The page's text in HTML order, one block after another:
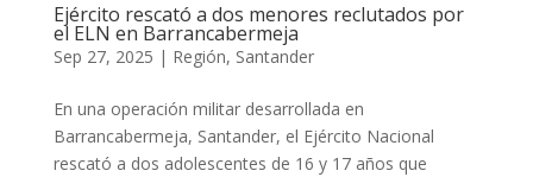
Ejército rescató a dos menores reclutados por
el ELN en Barrancabermeja
Sep 27, 2025 | Región, Santander
En una operación militar desarrollada en
Barrancabermeja, Santander, el Ejército Nacional
rescató a dos adolescentes de 16 y 17 años que